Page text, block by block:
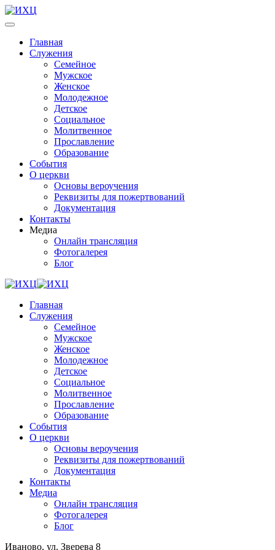
Главная
Служения
Семейное
Мужское
Женское
Молодежное
Детское
Социальное
Молитвенное
Прославление
Образование
События
О церкви
Основы вероучения
Реквизиты для пожертвований
Документация
Контакты
Медиа
Онлайн трансляция
Фотогалерея
Блог
Главная
Служения
Семейное
Мужское
Женское
Молодежное
Детское
Социальное
Молитвенное
Прославление
Образование
События
О церкви
Основы вероучения
Реквизиты для пожертвований
Документация
Контакты
Медиа
Онлайн трансляция
Фотогалерея
Блог
Иваново, ул. Зверева 8